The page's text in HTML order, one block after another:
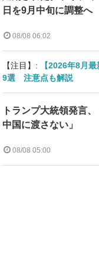
日を9月中旬に調整へ
08/08 06:02
【注目】:
【2026年8月
9選 注意点も解説
トランプ大統領発言
中国に渡さない」
08/08 05:00